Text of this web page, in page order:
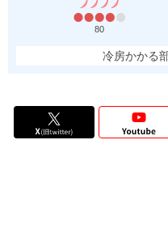
80
冷房かかる